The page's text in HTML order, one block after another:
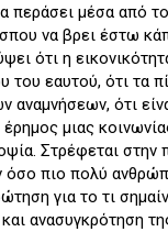
περάσει μέσα από
να βρει έστω
ότι η
του εαυτού, ότι τα
αναμνήσεων, ότι
μιας
Στρέφεται στην
πιο πολύ
για το τι
ανασυγκρότηση